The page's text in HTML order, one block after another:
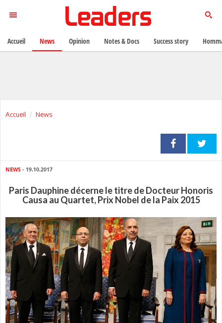
Accueil News
NEWS - 19.10.2017
Paris Dauphine décerne le titre de Docteur Honoris
Causa au Quartet, Prix Nobel de la Paix 2015
Accueil News Opinion Notes & Docs Success story